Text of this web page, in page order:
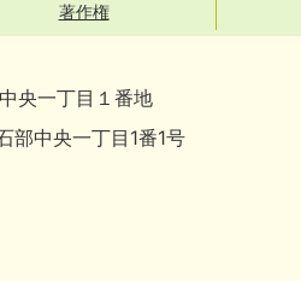
著作権
央一丁目１番地
部中央一丁目1番1号